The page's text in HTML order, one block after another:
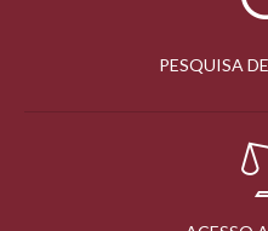
PESQUISA